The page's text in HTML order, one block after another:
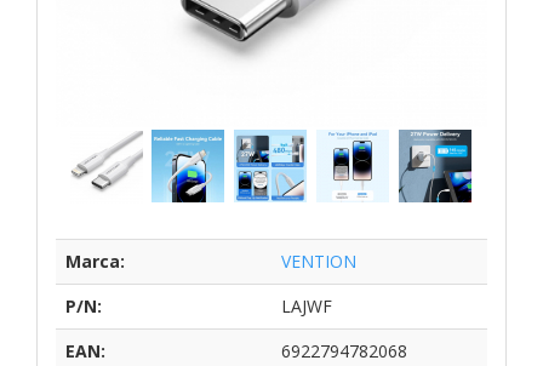
Marca:
VENTION
P/N:
LAJWF
EAN:
6922794782068